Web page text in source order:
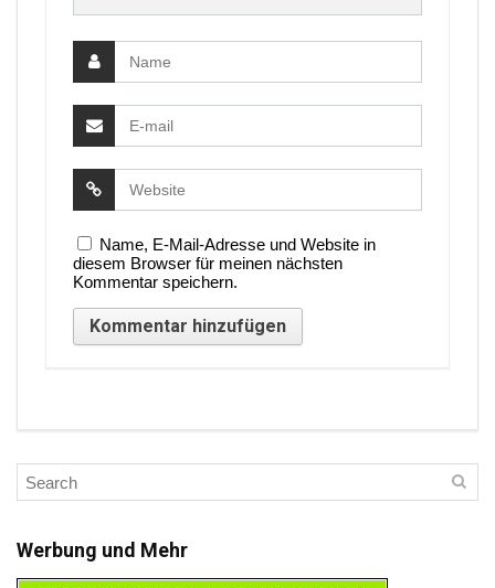
Name, E-Mail-Adresse und Website in
diesem Browser für meinen nächsten
Kommentar speichern.
Werbung und Mehr